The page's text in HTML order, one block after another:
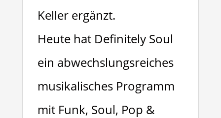
Keller ergänzt.
Heute hat Definitely Soul
ein abwechslungsreiches
musikalisches Programm
mit Funk, Soul, Pop &